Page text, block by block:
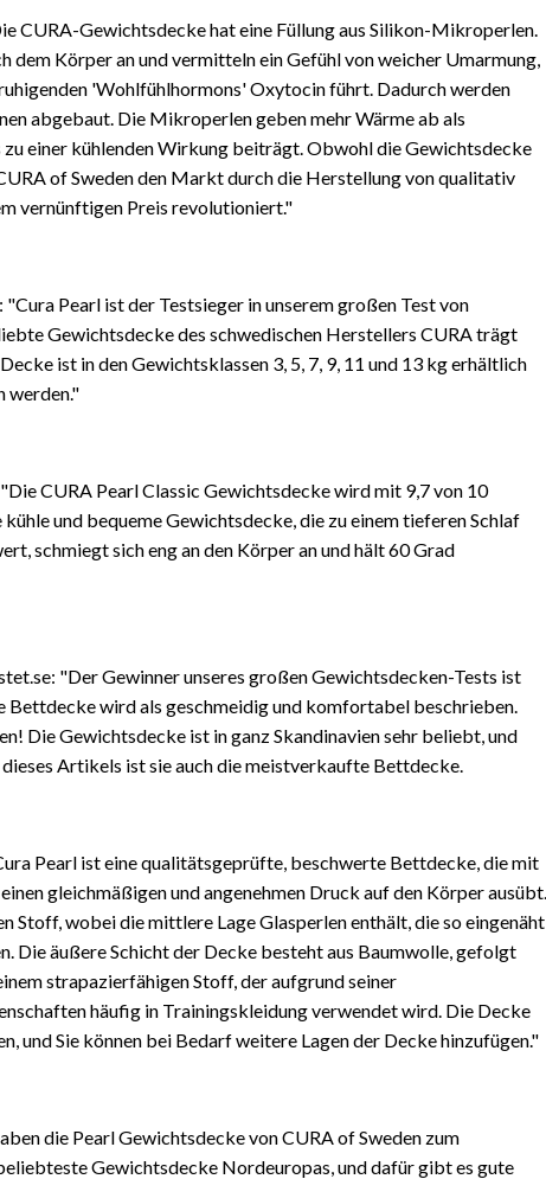
CURA-Gewichtsdecke hat eine Füllung aus Silikon-Mikroperlen.
dem Körper an und vermitteln ein Gefühl von weicher Umarmung,
'Wohlfühlhormons' Oxytocin führt. Dadurch werden
abgebaut. Die Mikroperlen geben mehr Wärme ab als
zu einer kühlenden Wirkung beiträgt. Obwohl die Gewichtsdecke
of Sweden den Markt durch die Herstellung von qualitativ
vernünftigen Preis revolutioniert."
Pearl ist der Testsieger in unserem großen Test von
Gewichtsdecke des schwedischen Herstellers CURA trägt
ist in den Gewichtsklassen 3, 5, 7, 9, 11 und 13 kg erhältlich
werden."
CURA Pearl Classic Gewichtsdecke wird mit 9,7 von 10
und bequeme Gewichtsdecke, die zu einem tieferen Schlaf
schmiegt sich eng an den Körper an und hält 60 Grad
"Der Gewinner unseres großen Gewichtsdecken-Tests ist
Bettdecke wird als geschmeidig und komfortabel beschrieben.
Die Gewichtsdecke ist in ganz Skandinavien sehr beliebt, und
Artikels ist sie auch die meistverkaufte Bettdecke.
Pearl ist eine qualitätsgeprüfte, beschwerte Bettdecke, die mit
gleichmäßigen und angenehmen Druck auf den Körper ausübt.
Stoff, wobei die mittlere Lage Glasperlen enthält, die so eingenäht
Die äußere Schicht der Decke besteht aus Baumwolle, gefolgt
strapazierfähigen Stoff, der aufgrund seiner
häufig in Trainingskleidung verwendet wird. Die Decke
und Sie können bei Bedarf weitere Lagen der Decke hinzufügen."
die Pearl Gewichtsdecke von CURA of Sweden zum
Gewichtsdecke Nordeuropas, und dafür gibt es gute